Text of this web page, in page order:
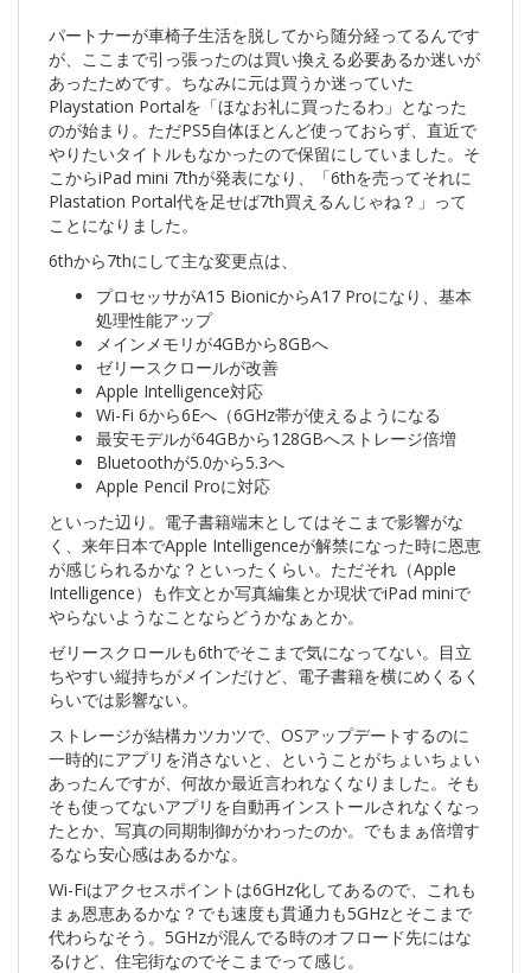
パートナーが車椅子生活を脱してから随分経ってるんです
が、ここまで引っ張ったのは買い換える必要あるか迷いが
あったためです。ちなみに元は買うか迷っていた
Playstation Portalを「ほなお礼に買ったるわ」となった
のが始まり。ただPS5自体ほとんど使っておらず、直近で
やりたいタイトルもなかったので保留にしていました。そ
こからiPad mini 7thが発表になり、「6thを売ってそれに
Plastation Portal代を足せば7th買えるんじゃね？」って
ことになりました。
6thから7thにして主な変更点は、
プロセッサがA15 BionicからA17 Proになり、基本
処理性能アップ
メインメモリが4GBから8GBへ
ゼリースクロールが改善
Apple Intelligence対応
Wi-Fi 6から6Eへ（6GHz帯が使えるようになる
最安モデルが64GBから128GBへストレージ倍増
Bluetoothが5.0から5.3へ
Apple Pencil Proに対応
といった辺り。電子書籍端末としてはそこまで影響がな
く、来年日本でApple Intelligenceが解禁になった時に恩恵
が感じられるかな？といったくらい。ただそれ（Apple
Intelligence）も作文とか写真編集とか現状でiPad miniで
やらないようなことならどうかなぁとか。
ゼリースクロールも6thでそこまで気になってない。目立
ちやすい縦持ちがメインだけど、電子書籍を横にめくるく
らいでは影響ない。
ストレージが結構カツカツで、OSアップデートするのに
一時的にアプリを消さないと、ということがちょいちょい
あったんですが、何故か最近言われなくなりました。そも
そも使ってないアプリを自動再インストールされなくなっ
たとか、写真の同期制御がかわったのか。でもまぁ倍増す
るなら安心感はあるかな。
Wi-Fiはアクセスポイントは6GHz化してあるので、これも
まぁ恩恵あるかな？でも速度も貫通力も5GHzとそこまで
代わらなそう。5GHzが混んでる時のオフロード先にはな
るけど、住宅街なのでそこまでって感じ。